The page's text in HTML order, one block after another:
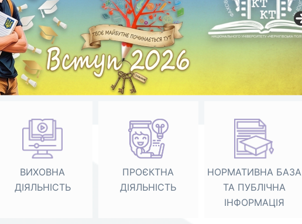
ВИХОВНА
ДІЯЛЬНІСТЬ
ПРОЄКТНА
ДІЯЛЬНІСТЬ
НОРМАТИВНА БАЗА
ТА ПУБЛІЧНА
ІНФОРМАЦІЯ